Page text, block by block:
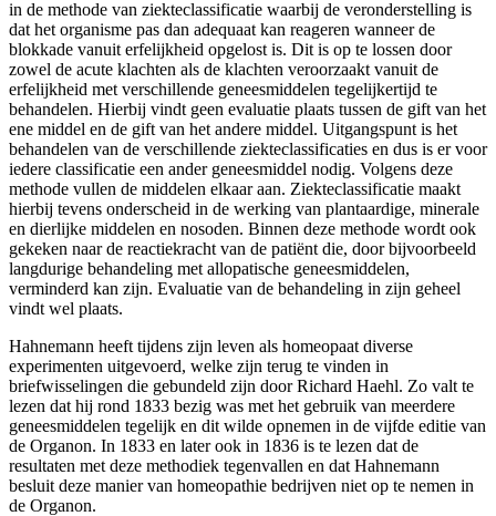
in de methode van ziekteclassificatie waarbij de veronderstelling is
dat het organisme pas dan adequaat kan reageren wanneer de
blokkade vanuit erfelijkheid opgelost is. Dit is op te lossen door
zowel de acute klachten als de klachten veroorzaakt vanuit de
erfelijkheid met verschillende geneesmiddelen tegelijkertijd te
behandelen. Hierbij vindt geen evaluatie plaats tussen de gift van het
ene middel en de gift van het andere middel. Uitgangspunt is het
behandelen van de verschillende ziekteclassificaties en dus is er voor
iedere classificatie een ander geneesmiddel nodig. Volgens deze
methode vullen de middelen elkaar aan. Ziekteclassificatie maakt
hierbij tevens onderscheid in de werking van plantaardige, minerale
en dierlijke middelen en nosoden. Binnen deze methode wordt ook
gekeken naar de reactiekracht van de patiënt die, door bijvoorbeeld
langdurige behandeling met allopatische geneesmiddelen,
verminderd kan zijn. Evaluatie van de behandeling in zijn geheel
vindt wel plaats.
Hahnemann heeft tijdens zijn leven als homeopaat diverse
experimenten uitgevoerd, welke zijn terug te vinden in
briefwisselingen die gebundeld zijn door Richard Haehl. Zo valt te
lezen dat hij rond 1833 bezig was met het gebruik van meerdere
geneesmiddelen tegelijk en dit wilde opnemen in de vijfde editie van
de Organon. In 1833 en later ook in 1836 is te lezen dat de
resultaten met deze methodiek tegenvallen en dat Hahnemann
besluit deze manier van homeopathie bedrijven niet op te nemen in
de Organon.